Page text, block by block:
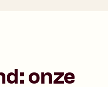
onze